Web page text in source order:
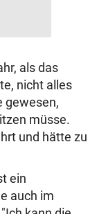
als das
nicht alles
gewesen,
müsse.
und hätte zu
ein
auch im